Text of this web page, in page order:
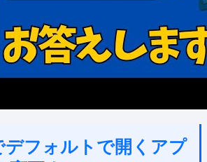
フォルトで開くアプ